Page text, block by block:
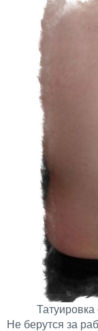
Татуировка
Не берутся за